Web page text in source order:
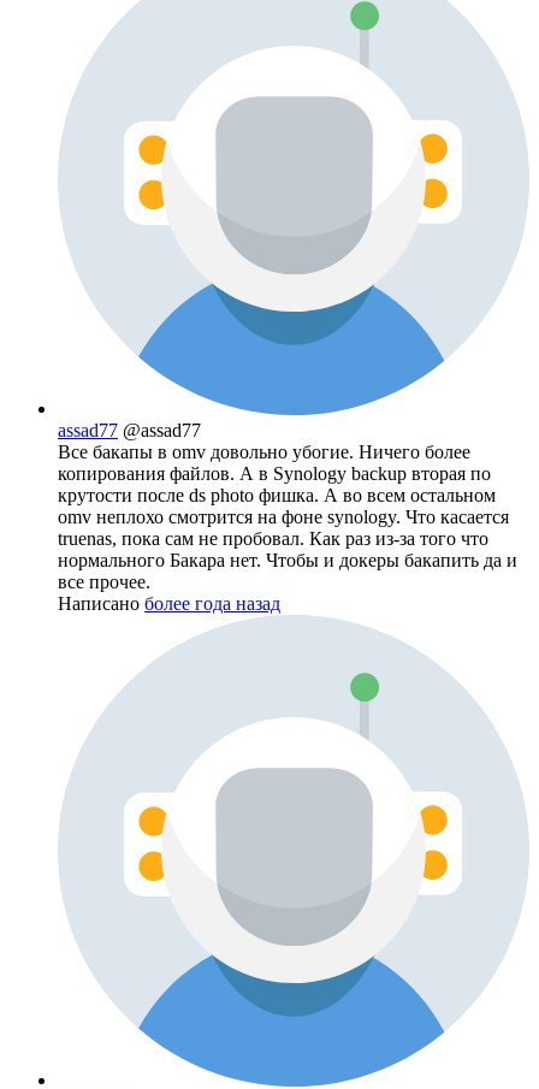
assad77 @assad77
Все бакапы в omv довольно убогие. Ничего более
копирования файлов. А в Synology backup вторая по
крутости после ds photo фишка. А во всем остальном
omv неплохо смотрится на фоне synology. Что касается
truenas, пока сам не пробовал. Как раз из-за того что
нормального Бакара нет. Чтобы и докеры бакапить да и
все прочее.
Написано более года назад